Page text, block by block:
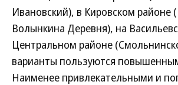
Ивановский), в Кировском районе
Волынкина Деревня), на
Центральном районе
варианты пользуются
Наименее привлекательными и